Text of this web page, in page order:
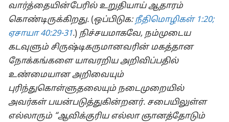
வார்த்தையின்பேரில் உறுதியாய் ஆதாரம்
கொண்டிருக்கிறது. (ஒப்பிடுக: நீதிமொழிகள் 1:20;
ஏசாயா 40:29-31.) நிச்சயமாகவே, நம்முடைய
கடவுளும் சிருஷ்டிகருமானவரின் மகத்தான
நோக்கங்களை யாவரறிய அறிவிப்பதில்
உண்மையான அறிவையும்
புரிந்துகொள்ளுதலையும் நடைமுறையில்
அவர்கள் பயன்படுத்துகின்றனர். சபையிலுள்ள
எல்லாரும் “ஆவிக்குரிய எல்லா ஞானத்தோடும்